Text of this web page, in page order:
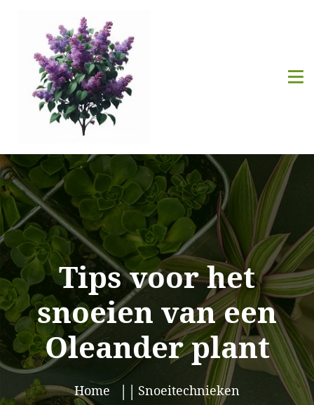
Tips voor het
snoeien van een
Oleander plant
Home
Snoeitechnieken